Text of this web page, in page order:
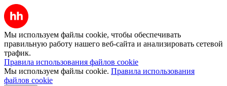
Мы используем файлы cookie, чтобы обеспечивать
правильную работу нашего веб-сайта и анализировать сетевой
трафик.
Правила использования файлов cookie
Мы используем файлы cookie. Правила использования
файлов cookie